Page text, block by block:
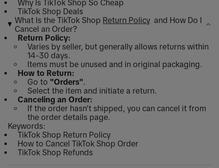
Why Is TikTok Shop So Cheap
TikTok Shop Deals
What Is the TikTok Shop Return Policy and How Do I
Cancel an Order?
Return Policy:
Varies by seller, but generally allows returns within
14-30 days.
Items must be unused and in original packaging.
How to Return:
Go to "Orders".
Select the item and initiate a return.
Canceling an Order:
If the order hasn't shipped, you can cancel it from
the order details page.
Keywords:
TikTok Shop Return Policy
How to Cancel TikTok Shop Order
TikTok Shop Refunds